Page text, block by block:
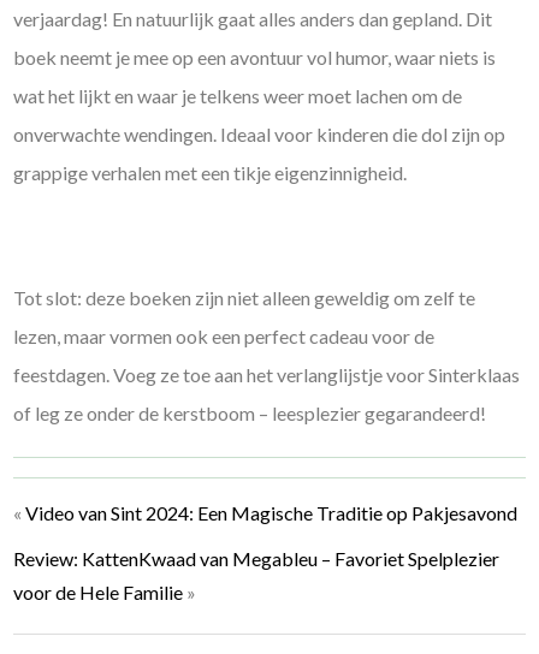
verjaardag! En natuurlijk gaat alles anders dan gepland. Dit
boek neemt je mee op een avontuur vol humor, waar niets is
wat het lijkt en waar je telkens weer moet lachen om de
onverwachte wendingen. Ideaal voor kinderen die dol zijn op
grappige verhalen met een tikje eigenzinnigheid.
Tot slot: deze boeken zijn niet alleen geweldig om zelf te
lezen, maar vormen ook een perfect cadeau voor de
feestdagen. Voeg ze toe aan het verlanglijstje voor Sinterklaas
of leg ze onder de kerstboom – leesplezier gegarandeerd!
«Video van Sint 2024: Een Magische Traditie op Pakjesavond
Review: KattenKwaad van Megableu – Favoriet Spelplezier
voor de Hele Familie »